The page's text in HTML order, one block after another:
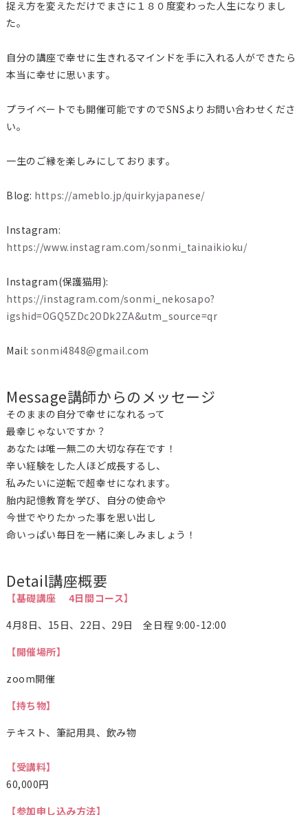
捉え方を変えただけでまさに１８０度変わった人生になりまし
た。
自分の講座で幸せに生きれるマインドを手に入れる人ができたら
本当に幸せに思います。
プライベートでも開催可能ですのでSNSよりお問い合わせくださ
い。
一生のご縁を楽しみにしております。
Blog: https://ameblo.jp/quirkyjapanese/
Instagram:
https://www.instagram.com/sonmi_tainaikioku/
Instagram(保護猫用):
https://instagram.com/sonmi_nekosapo?
igshid=OGQ5ZDc2ODk2ZA&utm_source=qr
Mail:sonmi4848@gmail.com
Message講師からのメッセージ
そのままの自分で幸せになれるって
最幸じゃないですか？
あなたは唯一無二の大切な存在です！
辛い経験をした人ほど成長するし、
私みたいに逆転で超幸せになれます。
胎内記憶教育を学び、自分の使命や
今世でやりたかった事を思い出し
命いっぱい毎日を一緒に楽しみましょう！
Detail講座概要
【基礎講座 4日間コース】
4月8日、15日、22日、29日 全日程 9:00-12:00
【開催場所】
zoom開催
【持ち物】
テキスト、筆記用具、飲み物
【受講料】
60,000円
【参加申し込み方法】